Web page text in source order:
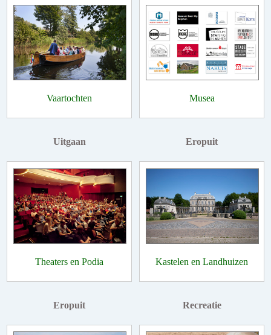
Vaartochten Musea
Uitgaan
Theaters en Podia
Eropuit
Kastelen en Landhuizen
Eropuit Recreatie